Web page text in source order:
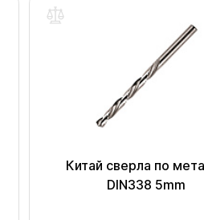
Китай cверла по
DIN338 5mm